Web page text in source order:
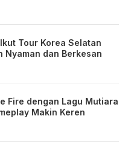
Tour Korea Selatan
Nyaman dan Berkesan
Fire dengan Lagu Mutiara
Makin Keren